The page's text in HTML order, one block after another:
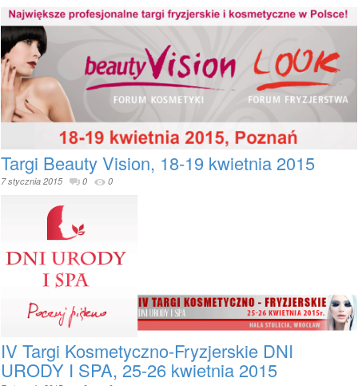
Targi Beauty Vision, 18-19 kwietnia 2015
7 stycznia 2015 0 0
IV Targi Kosmetyczno-Fryzjerskie DNI
URODY I SPA, 25-26 kwietnia 2015